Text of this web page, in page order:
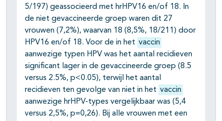
5/197) geassocieerd met hrHPV16 en/of 18. In
de niet gevaccineerde groep waren dit 27
vrouwen (7,2%), waarvan 18 (8,5%, 18/211) door
HPV16 en/of 18. Voor de in het vaccin
aanwezige typen HPV was het aantal recidieven
significant lager in de gevaccineerde groep (8.5
versus 2.5%, p<0.05), terwijl het aantal
recidieven ten gevolge van niet in het vaccin
aanwezige hrHPV-types vergelijkbaar was (5,4
versus 2,5%, p=0,26). Bij alle vrouwen met een